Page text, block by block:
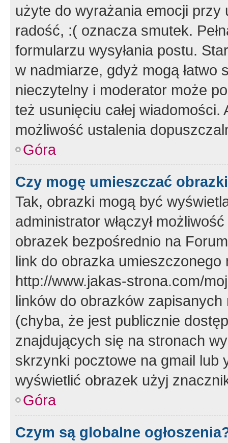
użyte do wyrażania emocji
radość, :( oznacza smutek.
formularzu wysyłania postu.
w nadmiarze, gdyż mogą
nieczytelny i moderator może
też usunięciu całej
możliwość ustalenia
Góra
Czy mogę umieszczać
Tak, obrazki mogą być
administrator włączył
obrazek bezpośrednio na
link do obrazka
http://www.jakas-strona.com/
linków do obrazków
(chyba, że jest publicznie
znajdujących się na stronach
skrzynki pocztowe na gmail lub
wyświetlić obrazek użyj
Góra
Czym są globalne